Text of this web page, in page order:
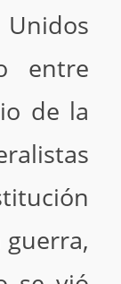
entre
de la